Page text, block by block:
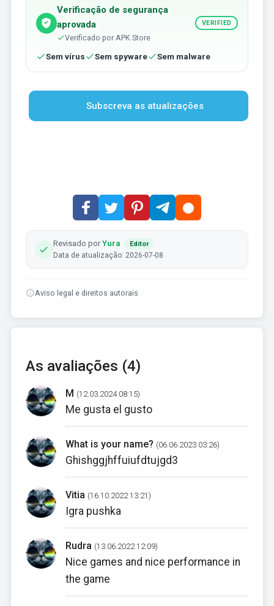
Verificação de segurança
aprovada
Verificado por APK Store
VERIFIED
Sem vírus Sem spyware Sem malware
Subscreva as atualizações
Revisado porYura Editor
Data de atualização: 2026-07-08
Aviso legal e direitos autorais
As avaliações (4)
M (12.03.2024 08:15)
Me gusta el gusto
What is your name? (06.06.2023 03:26)
Ghishggjhffuiufdtujgd3
Vitia (16.10.2022 13:21)
Igra pushka
Rudra (13.06.2022 12:09)
Nice games and nice performance in
the game